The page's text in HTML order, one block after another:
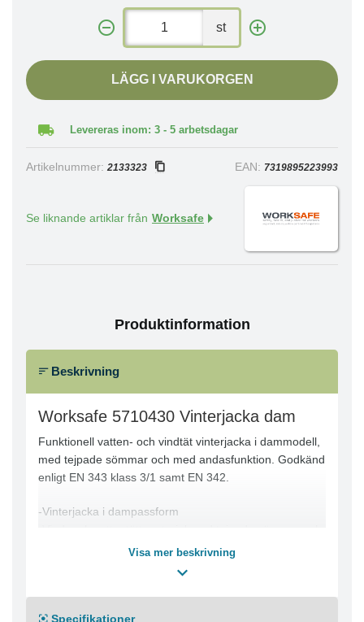
st
LÄGG I VARUKORGEN
Levereras inom: 3 - 5 arbetsdagar
Artikelnummer: 2133323 EAN: 7319895223993
Se liknande artiklar från Worksafe
Produktinformation
Beskrivning
Worksafe 5710430 Vinterjacka dam
Funktionell vatten- och vindtät vinterjacka i dammodell,
med tejpade sömmar och med andasfunktion. Godkänd
enligt EN 343 klass 3/1 samt EN 342.
-Vinterjacka i dampassform
-Reflexdetaljer fram och bak för ökad synbarhet
-Fleecefodrad krage
Visa mer beskrivning
Specifikationer